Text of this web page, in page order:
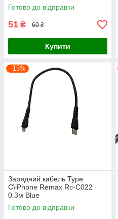
Готово до відправки
51 ₴ 60 ₴
Купити
–15%
Зарядний кабель Type
C\iPhone Remax Rc-C022
0.3м Blue
Готово до відправки